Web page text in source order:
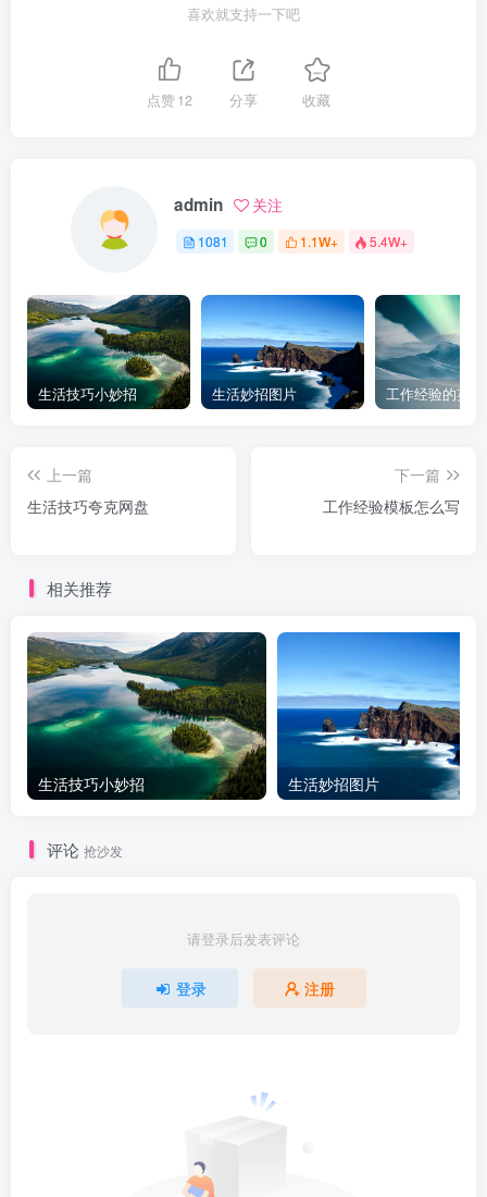
喜欢就支持一下吧
点赞12 分享 收藏
admin 关注
1081 0 1.1W+ 5.4W+
生活技巧小妙招 生活妙招图片 工作经验的英
上一篇
生活技巧夸克网盘
下一篇
工作经验模板怎么写
相关推荐
生活技巧小妙招 生活妙招图片
评论 抢沙发
请登录后发表评论
登录 注册